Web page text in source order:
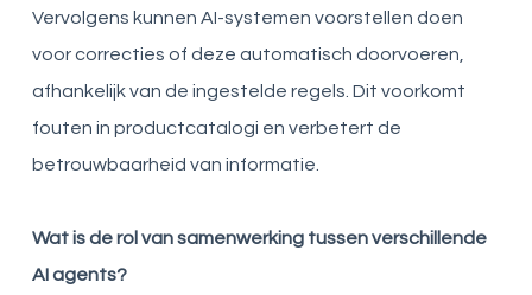
Vervolgens kunnen AI-systemen voorstellen doen
voor correcties of deze automatisch doorvoeren,
afhankelijk van de ingestelde regels. Dit voorkomt
fouten in productcatalogi en verbetert de
betrouwbaarheid van informatie.
Wat is de rol van samenwerking tussen verschillende
AI agents?